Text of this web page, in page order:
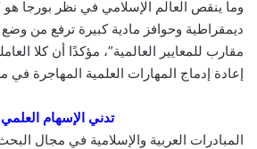
وما ينقص العالم الإسلامي في نظر بورجا هو
ديمقراطية وحوافز مادية كبيرة ترفع من
مقارب للمعايير العالمية”، مؤكدًا أن كلا
إعادة إدماج المهارات العلمية المهاجرة في
تدني الإسهام العلمي
المبادرات العربية والإسلامية في مجال